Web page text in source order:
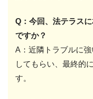
Q：今回、法テラス
ですか？
A：近隣トラブルに
してもらい、最終的
す。